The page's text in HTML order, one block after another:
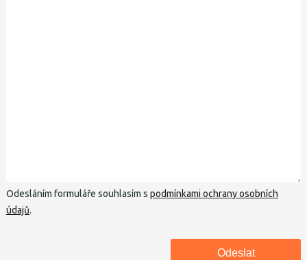
Odesláním formuláře souhlasím s podmínkami ochrany osobních
údajů.